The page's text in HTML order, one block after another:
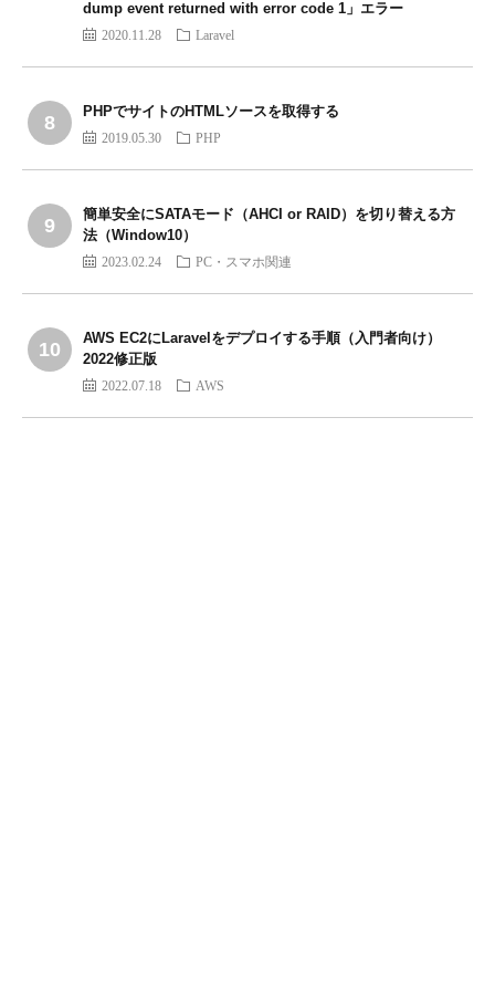
dump event returned with error code 1」エラー
2020.11.28 Laravel
PHPでサイトのHTMLソースを取得する
2019.05.30 PHP
簡単安全にSATAモード（AHCI or RAID）を切り替える方
法（Window10）
2023.02.24 PC・スマホ関連
AWS EC2にLaravelをデプロイする手順（入門者向け）
2022修正版
2022.07.18 AWS